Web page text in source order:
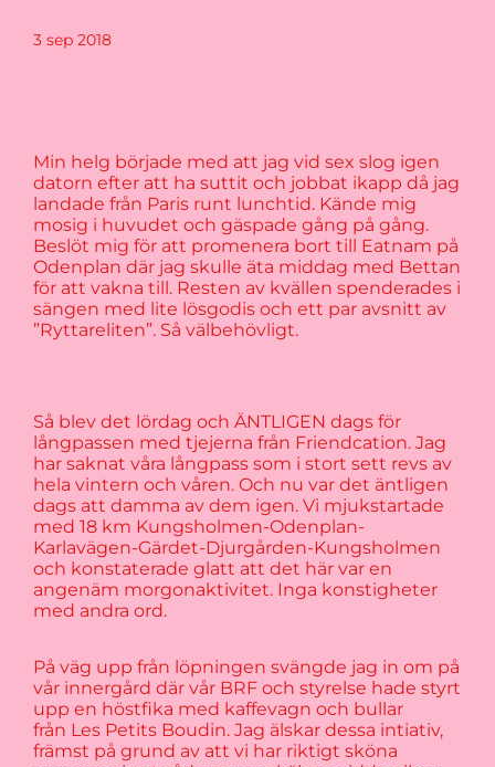
3 sep 2018
Min helg började med att jag vid sex slog igen
datorn efter att ha suttit och jobbat ikapp då jag
landade från Paris runt lunchtid. Kände mig
mosig i huvudet och gäspade gång på gång.
Beslöt mig för att promenera bort till Eatnam på
Odenplan där jag skulle äta middag med Bettan
för att vakna till. Resten av kvällen spenderades i
sängen med lite lösgodis och ett par avsnitt av
”Ryttareliten”. Så välbehövligt.
Så blev det lördag och ÄNTLIGEN dags för
långpassen med tjejerna från Friendcation. Jag
har saknat våra långpass som i stort sett revs av
hela vintern och våren. Och nu var det äntligen
dags att damma av dem igen. Vi mjukstartade
med 18 km Kungsholmen-Odenplan-
Karlavägen-Gärdet-Djurgården-Kungsholmen
och konstaterade glatt att det här var en
angenäm morgonaktivitet. Inga konstigheter
med andra ord.
På väg upp från löpningen svängde jag in om på
vår innergård där vår BRF och styrelse hade styrt
upp en höstfika med kaffevagn och bullar
från Les Petits Boudin. Jag älskar dessa intiativ,
främst på grund av att vi har riktigt sköna